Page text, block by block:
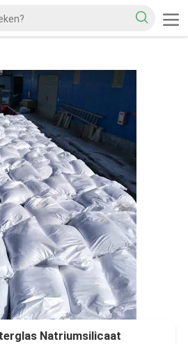
Natriumsilicaat